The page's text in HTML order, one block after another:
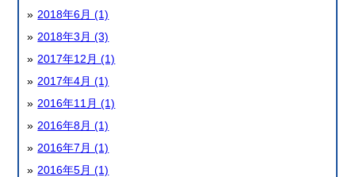
2018年6月 (1)
2018年3月 (3)
2017年12月 (1)
2017年4月 (1)
2016年11月 (1)
2016年8月 (1)
2016年7月 (1)
2016年5月 (1)